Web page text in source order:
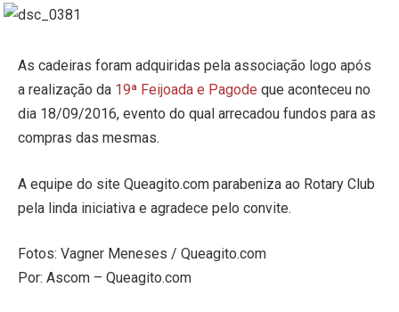
As cadeiras foram adquiridas pela associação logo após
a realização da 19ª Feijoada e Pagode que aconteceu no
dia 18/09/2016, evento do qual arrecadou fundos para as
compras das mesmas.
A equipe do site Queagito.com parabeniza ao Rotary Club
pela linda iniciativa e agradece pelo convite.
Fotos: Vagner Meneses / Queagito.com
Por: Ascom – Queagito.com